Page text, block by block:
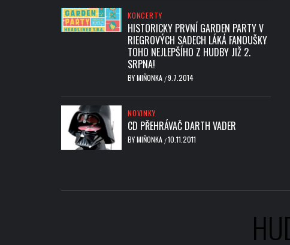
KONCERTY
HISTORICKY PRVNÍ GARDEN PARTY V
RIEGROVÝCH SADECH LÁKÁ FANOUŠKY
TOHO NEJLEPŠÍHO Z HUDBY JIŽ 2.
SRPNA!
BYMIŇONKA /9.7.2014
NOVINKY
CD PŘEHRÁVAČ DARTH VADER
BYMIŇONKA /10.11.2011